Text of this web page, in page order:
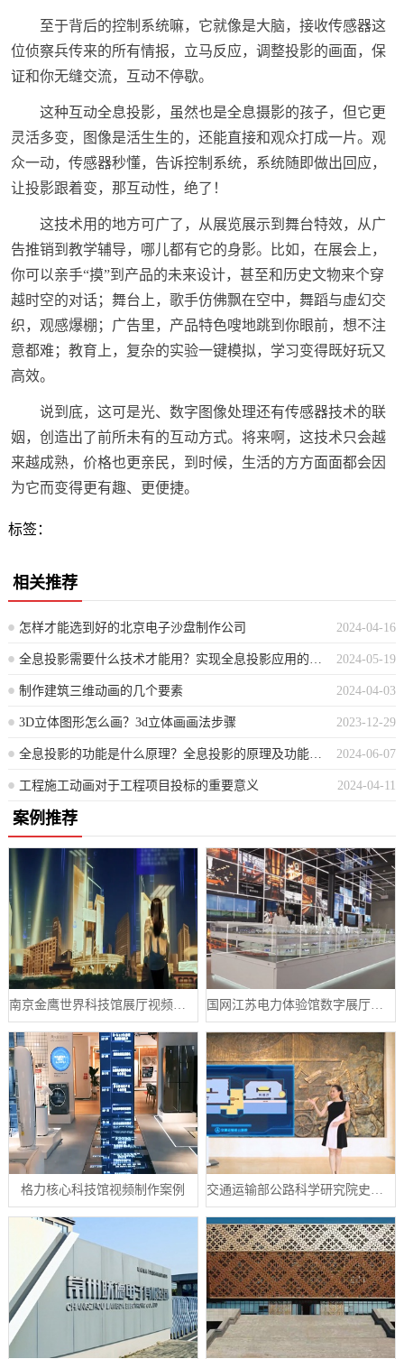
至于背后的控制系统嘛，它就像是大脑，接收传感器这
位侦察兵传来的所有情报，立马反应，调整投影的画面，保
证和你无缝交流，互动不停歇。
这种互动全息投影，虽然也是全息摄影的孩子，但它更
灵活多变，图像是活生生的，还能直接和观众打成一片。观
众一动，传感器秒懂，告诉控制系统，系统随即做出回应，
让投影跟着变，那互动性，绝了！
这技术用的地方可广了，从展览展示到舞台特效，从广
告推销到教学辅导，哪儿都有它的身影。比如，在展会上，
你可以亲手“摸”到产品的未来设计，甚至和历史文物来个穿
越时空的对话；舞台上，歌手仿佛飘在空中，舞蹈与虚幻交
织，观感爆棚；广告里，产品特色嗖地跳到你眼前，想不注
意都难；教育上，复杂的实验一键模拟，学习变得既好玩又
高效。
说到底，这可是光、数字图像处理还有传感器技术的联
姻，创造出了前所未有的互动方式。将来啊，这技术只会越
来越成熟，价格也更亲民，到时候，生活的方方面面都会因
为它而变得更有趣、更便捷。
标签：
相关推荐
2024-04-16
怎样才能选到好的北京电子沙盘制作公司
2024-05-19
2024-04-03
制作建筑三维动画的几个要素
2023-12-29
3D立体图形怎么画？3d立体画画法步骤
2024-06-07
全息投影的功能是什么原理？全息投影的原理及功能概述
2024-04-11
工程施工动画对于工程项目投标的重要意义
案例推荐
南京金鹰世界科技馆展厅视频制作案例 国网江苏电力体验馆数字展厅案例
格力核心科技馆视频制作案例